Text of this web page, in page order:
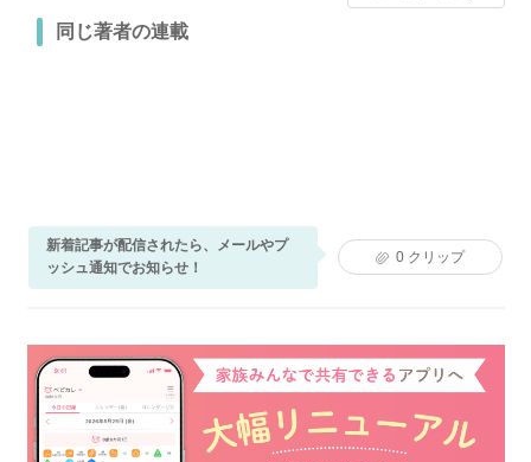
同じ著者の連載
新着記事が配信されたら、メールやプ
ッシュ通知でお知らせ！
0 クリップ